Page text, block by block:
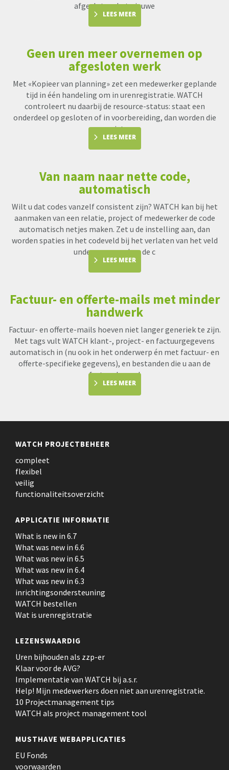
afgesloten, het nieuwe
LEES MEER
Geen uren meer overnemen op
afgesloten werk
Met «Kopieer van planning» zet een medewerker geplande
tijd in één handeling om in urenregistratie. WATCH
controleert nu daarbij de resource-status: staat een
onderdeel op gesloten of in voorbereiding, dan worden die
uren niet me
LEES MEER
Van naam naar nette code,
automatisch
Wilt u dat codes vanzelf consistent zijn? WATCH kan bij het
aanmaken van een relatie, project of medewerker de code
automatisch netjes maken. Zet u de instelling aan, dan
worden spaties in het codeveld bij het verlaten van het veld
underscores en kan de c
LEES MEER
Factuur- en offerte-mails met minder
handwerk
Factuur- en offerte-mails hoeven niet langer generiek te zijn.
Met tags vult WATCH klant-, project- en factuurgegevens
automatisch in (nu ook in het onderwerp én met factuur- en
offerte-specifieke gegevens), en bestanden die u aan de
factuur koppel
LEES MEER
WATCH PROJECTBEHEER
compleet
flexibel
veilig
functionaliteitsoverzicht
APPLICATIE INFORMATIE
What is new in 6.7
What was new in 6.6
What was new in 6.5
What was new in 6.4
What was new in 6.3
inrichtingsondersteuning
WATCH bestellen
Wat is urenregistratie
LEZENSWAARDIG
Uren bijhouden als zzp-er
Klaar voor de AVG?
Implementatie van WATCH bij a.s.r.
Help! Mijn medewerkers doen niet aan urenregistratie.
10 Projectmanagement tips
WATCH als project management tool
MUSTHAVE WEBAPPLICATIES
EU Fonds
voorwaarden